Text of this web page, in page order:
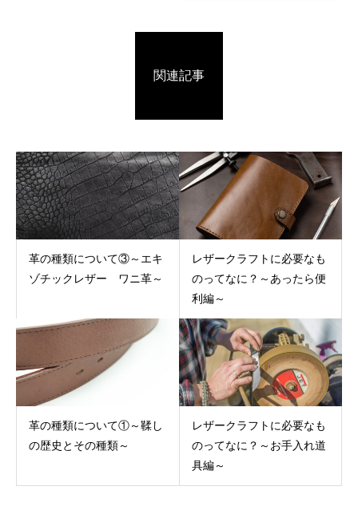
関連記事
革の種類について③～エキ
ゾチックレザー ワニ革～
レザークラフトに必要なも
のってなに？～あったら便
利編～
革の種類について①～鞣し
の歴史とその種類～
レザークラフトに必要なも
のってなに？～お手入れ道
具編～